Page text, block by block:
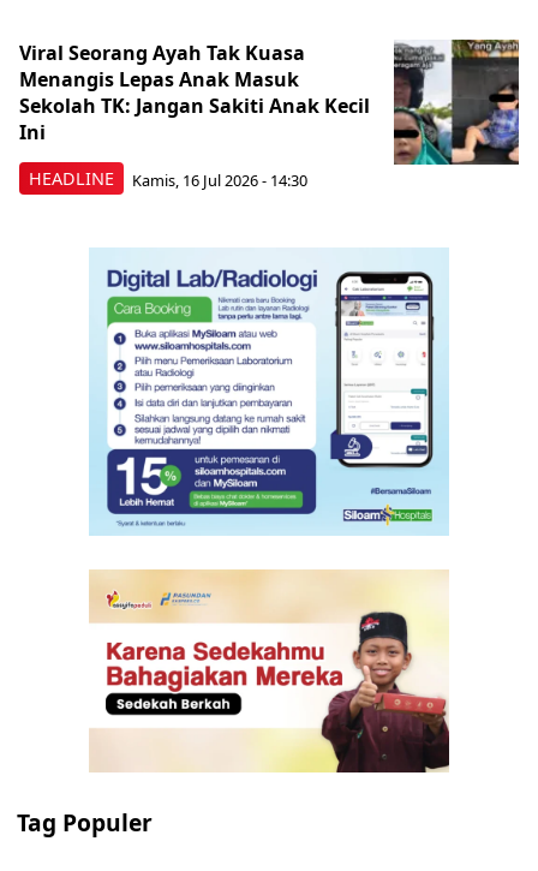
HEADLINE
Viral Seorang Ayah Tak Kuasa
Menangis Lepas Anak Masuk
Sekolah TK: Jangan Sakiti Anak Kecil
Ini
Kamis, 16 Jul 2026 - 14:30
Tag Populer